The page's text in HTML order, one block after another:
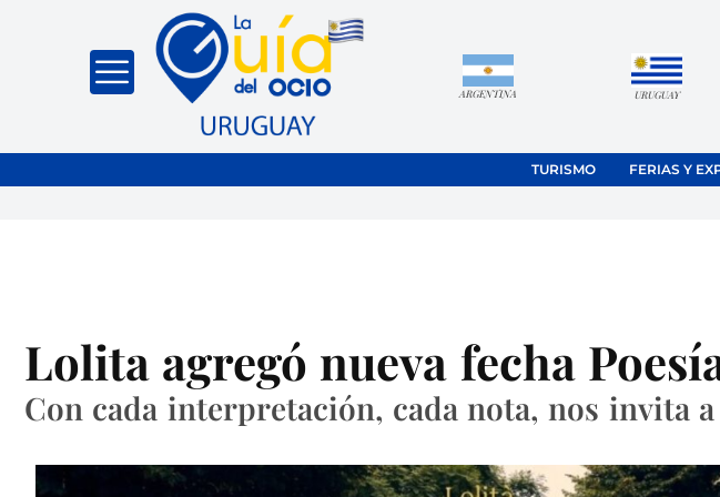
ARGENTINA URUGUAY
TURISMO FERIAS Y
Lolita agregó nueva fecha
Con cada interpretación, cada nota, nos invita